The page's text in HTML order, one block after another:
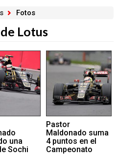
Fotos
Lotus
una
Sochi
Pastor
Maldonado suma
4 puntos en el
Campeonato